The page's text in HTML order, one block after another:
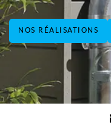
NOS RÉALISATIONS